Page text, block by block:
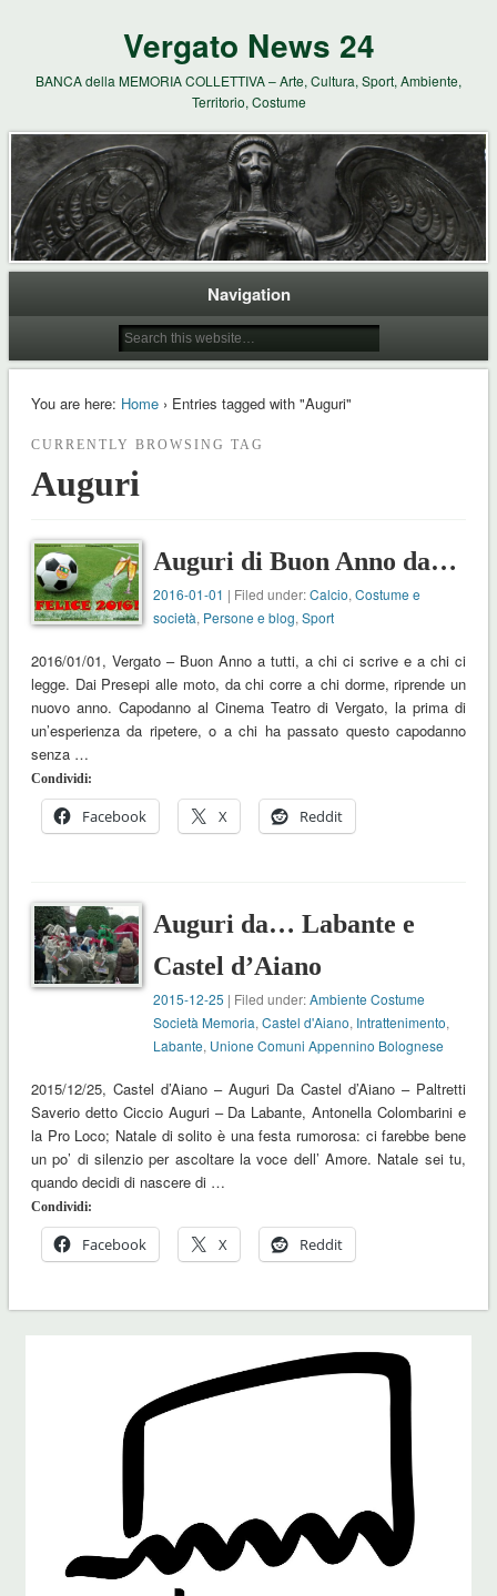
Vergato News 24
BANCA della MEMORIA COLLETTIVA – Arte, Cultura, Sport, Ambiente,
Territorio, Costume
Navigation
You are here: Home› Entries tagged with "Auguri"
CURRENTLY BROWSING TAG
Auguri
Auguri di Buon Anno da…
2016-01-01 | Filed under:Calcio,Costume e
società, Persone e blog,Sport
2016/01/01, Vergato – Buon Anno a tutti, a chi ci scrive e a chi ci
legge. Dai Presepi alle moto, da chi corre a chi dorme, riprende un
nuovo anno. Capodanno al Cinema Teatro di Vergato, la prima di
un’esperienza da ripetere, o a chi ha passato questo capodanno
senza …
Condividi:
Facebook X Reddit
Auguri da… Labante e
Castel d’Aiano
2015-12-25 | Filed under:Ambiente Costume
Società Memoria,Castel d'Aiano, Intrattenimento,
Labante, Unione Comuni Appennino Bolognese
2015/12/25, Castel d’Aiano – Auguri Da Castel d’Aiano – Paltretti
Saverio detto Ciccio Auguri – Da Labante, Antonella Colombarini e
la Pro Loco; Natale di solito è una festa rumorosa: ci farebbe bene
un po’ di silenzio per ascoltare la voce dell’ Amore. Natale sei tu,
quando decidi di nascere di …
Condividi:
Facebook X Reddit